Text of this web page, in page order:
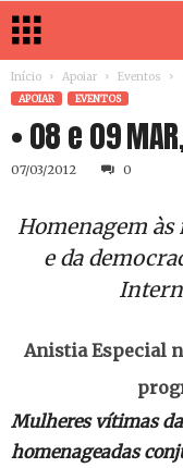
Início Apoiar Eventos
APOIAR EVENTOS
• 08 e 09
07/03/2012 0
Homenagem
e da
Anistia Especial
Mulheres vítimas
homenageadas